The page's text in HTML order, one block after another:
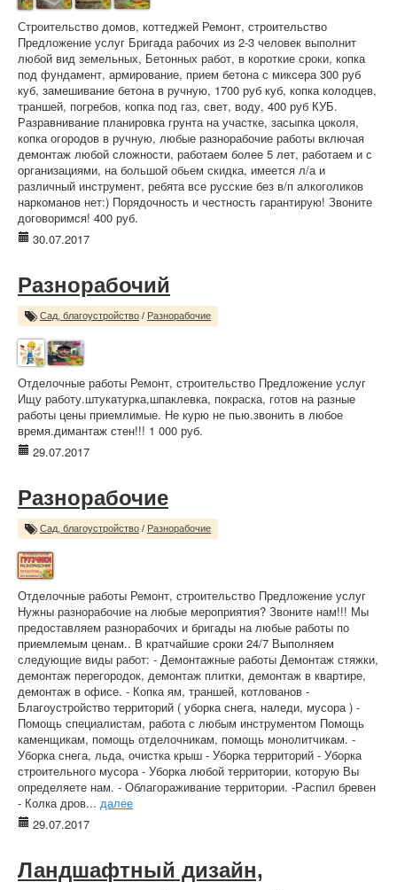
Строительство домов, коттеджей Ремонт, строительство
Предложение услуг Бригада рабочих из 2-3 человек выполнит
любой вид земельных, Бетонных работ, в короткие сроки, копка
под фундамент, армирование, прием бетона с миксера 300 руб
куб, замешивание бетона в ручную, 1700 руб куб, копка колодцев,
траншей, погребов, копка под газ, свет, воду, 400 руб КУБ.
Разравнивание планировка грунта на участке, засыпка цоколя,
копка огородов в ручную, любые разнорабочие работы включая
демонтаж любой сложности, работаем более 5 лет, работаем и с
организациями, на большой обьем скидка, имеется л/а и
различный инструмент, ребята все русские без в/п алкоголиков
наркоманов нет:) Порядочность и честность гарантирую! Звоните
договоримся! 400 руб.
30.07.2017
Разнорабочий
Сад, благоустройство / Разнорабочие
Отделочные работы Ремонт, строительство Предложение услуг
Ищу работу.штукатурка,шпаклевка, покраска, готов на разные
работы цены приемлимые. Не курю не пью.звонить в любое
время.димантаж стен!!! 1 000 руб.
29.07.2017
Разнорабочие
Сад, благоустройство / Разнорабочие
Отделочные работы Ремонт, строительство Предложение услуг
Нужны разнорабочие на любые мероприятия? Звоните нам!!! Мы
предоставляем разнорабочих и бригады на любые работы по
приемлемым ценам.. В кратчайшие сроки 24/7 Выполняем
следующие виды работ: - Демонтажные работы Демонтаж стяжки,
демонтаж перегородок, демонтаж плитки, демонтаж в квартире,
демонтаж в офисе. - Копка ям, траншей, котлованов -
Благоустройство территорий ( уборка снега, наледи, мусора ) -
Помощь специалистам, работа с любым инструментом Помощь
каменщикам, помощь отделочникам, помощь монолитчикам. -
Уборка снега, льда, очистка крыш - Уборка территорий - Уборка
строительного мусора - Уборка любой территории, которую Вы
определяете нам. - Облагораживание территории. -Распил бревен
- Колка дров... далее
29.07.2017
Ландшафтный дизайн,